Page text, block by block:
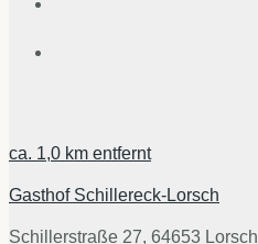
ca. 1,0 km entfernt
Gasthof Schillereck-Lorsch
Schillerstraße 27, 64653 Lorsch